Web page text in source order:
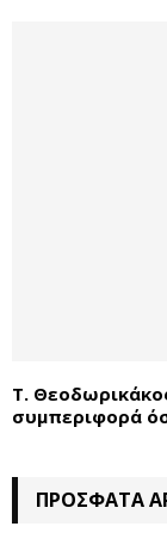
T.
συμπεριφορά
ΠΡΌΣΦΑΤΑ